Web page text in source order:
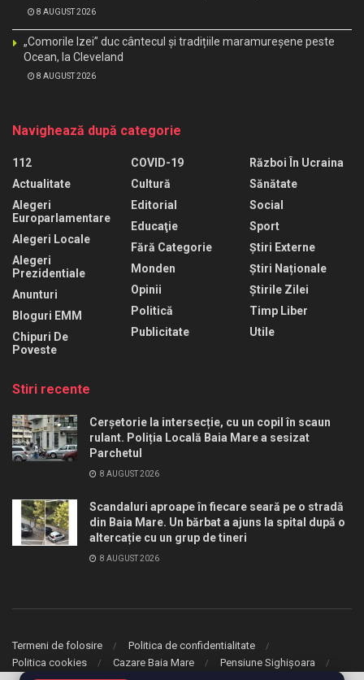
8 AUGUST 2026
„Comorile Izei” duc cântecul și tradițiile maramureșene peste
Ocean, la Cleveland
8 AUGUST 2026
Navighează după categorie
112
Actualitate
Alegeri
Europarlamentare
Alegeri Locale
Alegeri
Prezidentiale
Anunturi
Bloguri EMM
Chipuri De
Poveste
COVID-19
Cultură
Editorial
Educaţie
Fără Categorie
Monden
Opinii
Politică
Publicitate
Război În Ucraina
Sănătate
Social
Sport
Știri Externe
Știri Naționale
Știrile Zilei
Timp Liber
Utile
Stiri recente
Cerșetorie la intersecție, cu un copil în scaun
rulant. Poliția Locală Baia Mare a sesizat
Parchetul
8 AUGUST 2026
Scandaluri aproape în fiecare seară pe o stradă
din Baia Mare. Un bărbat a ajuns la spital după o
altercație cu un grup de tineri
8 AUGUST 2026
Termeni de folosire
Politica de confidentialitate
Politica cookies
Cazare Baia Mare Pensiune Sighișoara